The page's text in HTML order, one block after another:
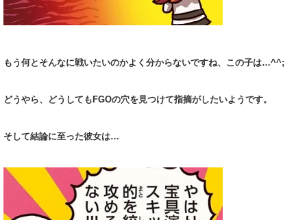
もう何とそんなに戦いたいのかよく分からないですね、この子は…^^;
どうやら、どうしてもFGOの穴を見つけて指摘がしたいようです。
そして結論に至った彼女は…